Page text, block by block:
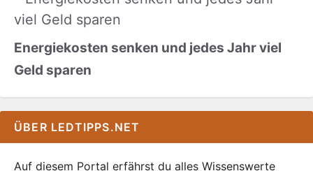
Energiekosten senken und jedes Jahr viel
Geld sparen
ÜBER LEDTIPPS.NET
Auf diesem Portal erfährst du alles Wissenswerte